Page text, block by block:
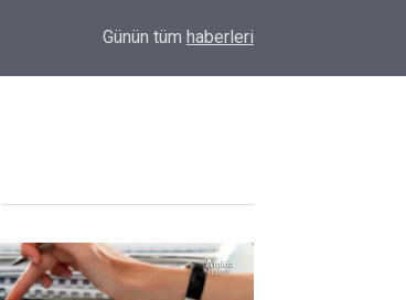
Diyanet’ten çözüm sürecine ‘kardeşlik’ mesajı
Günün tüm haberleri